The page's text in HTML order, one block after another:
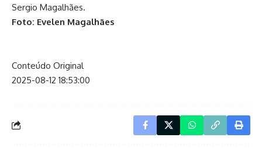
Sergio Magalhães.
Foto: Evelen Magalhães
Conteúdo Original
2025-08-12 18:53:00